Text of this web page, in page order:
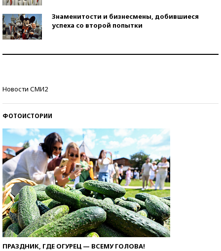
Знаменитости и бизнесмены, добившиеся
успеха со второй попытки
Новости СМИ2
ФОТОИСТОРИИ
ПРАЗДНИК, ГДЕ ОГУРЕЦ — ВСЕМУ ГОЛОВА!